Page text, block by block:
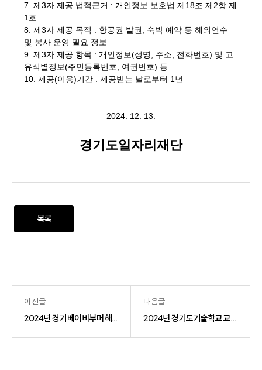
7. 제3자 제공 법적근거 : 개인정보 보호법 제18조 제2항 제
1호
8. 제3자 제공 목적 : 항공권 발권, 숙박 예약 등 해외연수
및 봉사 운영 필요 정보
9. 제3자 제공 항목 : 개인정보(성명, 주소, 전화번호) 및 고
유식별정보(주민등록번호, 여권번호) 등
10. 제공(이용)기간 : 제공받는 날로부터 1년
2024. 12. 13.
경기도일자리재단
목록
이전글
2024년 경기 베이비부머 해외진출 참여자 개인정보의 제3자 제공 공고
다음글
2024년 경기도기술학교 교육과정 교육생 출결관리서비스 가입용 정보의 제3자 제공 공고